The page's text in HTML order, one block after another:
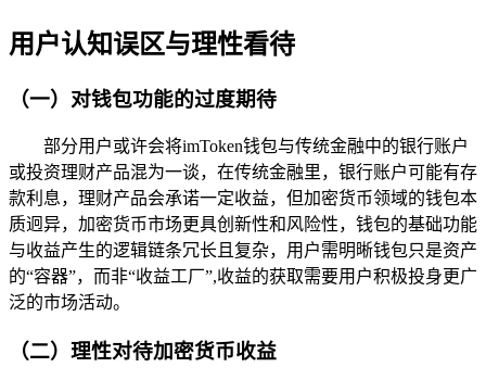
用户认知误区与理性看待
（一）对钱包功能的过度期待
部分用户或许会将imToken钱包与传统金融中的银行账户
或投资理财产品混为一谈，在传统金融里，银行账户可能有存
款利息，理财产品会承诺一定收益，但加密货币领域的钱包本
质迥异，加密货币市场更具创新性和风险性，钱包的基础功能
与收益产生的逻辑链条冗长且复杂，用户需明晰钱包只是资产
的“容器”，而非“收益工厂”,收益的获取需要用户积极投身更广
泛的市场活动。
（二）理性对待加密货币收益